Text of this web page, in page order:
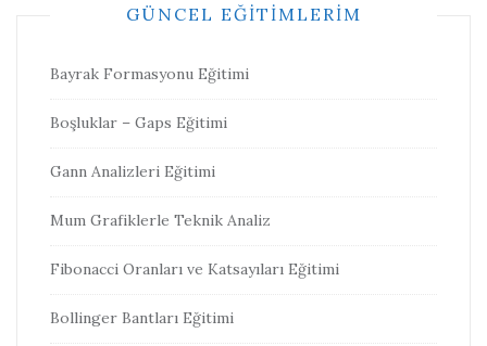
GÜNCEL EĞITIMLERIM
Bayrak Formasyonu Eğitimi
Boşluklar – Gaps Eğitimi
Gann Analizleri Eğitimi
Mum Grafiklerle Teknik Analiz
Fibonacci Oranları ve Katsayıları Eğitimi
Bollinger Bantları Eğitimi